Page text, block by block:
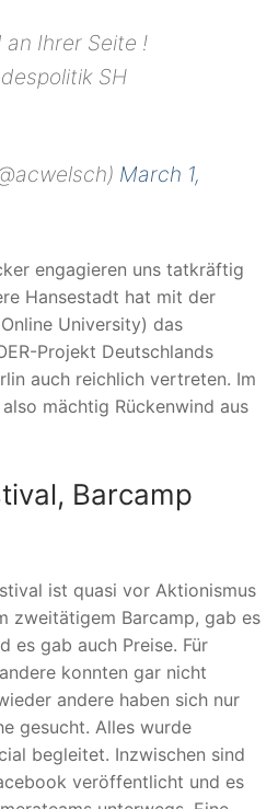
an Ihrer Seite !
SH
March 1,
engagieren uns tatkräftig
Hansestadt hat mit der
University) das
Projekt Deutschlands
auch reichlich vertreten. Im
mächtig Rückenwind aus
Barcamp
ist quasi vor Aktionismus
zweitätigem Barcamp, gab es
es gab auch Preise. Für
konnten gar nicht
andere haben sich nur
gesucht. Alles wurde
begleitet. Inzwischen sind
veröffentlicht und es